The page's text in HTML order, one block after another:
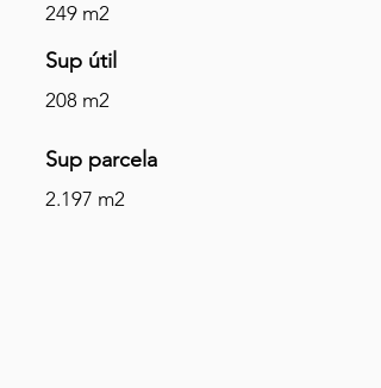
249 m2
Sup útil
208 m2
Sup parcela
2.197 m2